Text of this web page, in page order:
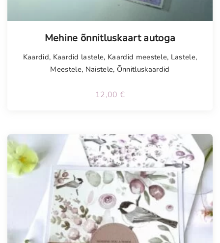
Mehine õnnitluskaart autoga
Kaardid, Kaardid lastele, Kaardid meestele, Lastele,
Meestele, Naistele, Õnnitluskaardid
12,00 €